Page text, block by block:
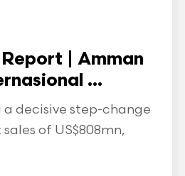
| Amman
...
decisive step-change
of US$808mn,